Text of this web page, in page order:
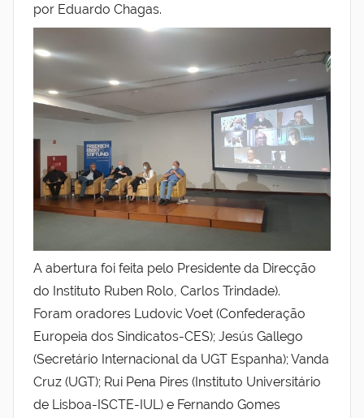
u
t
o
R
u
b
e
n
R
o
l
o
por Eduardo Chagas.
A abertura foi feita pelo Presidente da Direcção
do Instituto Ruben Rolo, Carlos Trindade).
Foram oradores Ludovic Voet (Confederação
Europeia dos Sindicatos-CES); Jesús Gallego
(Secretário Internacional da UGT Espanha); Vanda
Cruz (UGT); Rui Pena Pires (Instituto Universitário
de Lisboa-ISCTE-IUL) e Fernando Gomes